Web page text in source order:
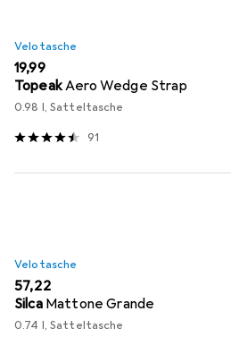
Velotasche
EUR
19,99
TopeakAero Wedge Strap
0.98 l, Satteltasche
91
Velotasche
EUR
57,22
Silca Mattone Grande
0.74 l, Satteltasche